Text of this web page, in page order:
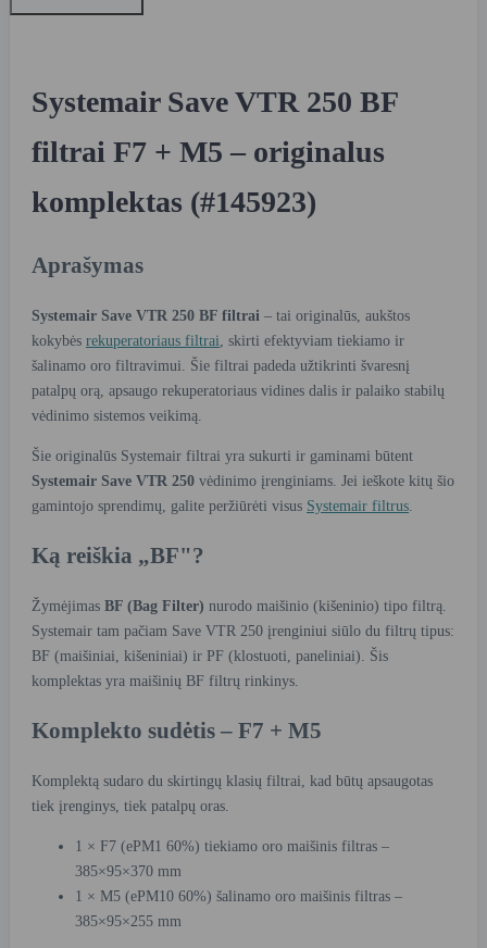
Systemair Save VTR 250 BF
filtrai F7 + M5 – originalus
komplektas (#145923)
Aprašymas
Systemair Save VTR 250 BF filtrai – tai originalūs, aukštos
kokybės rekuperatoriaus filtrai , skirti efektyviam tiekiamo ir
šalinamo oro filtravimui. Šie filtrai padeda užtikrinti švaresnį
patalpų orą, apsaugo rekuperatoriaus vidines dalis ir palaiko stabilų
vėdinimo sistemos veikimą.
Šie originalūs Systemair filtrai yra sukurti ir gaminami būtent
Systemair Save VTR 250 vėdinimo įrenginiams. Jei ieškote kitų šio
gamintojo sprendimų, galite peržiūrėti visus Systemair filtrus
Ką reiškia „BF"?
Žymėjimas BF (Bag Filter) nurodo maišinio (kišeninio) tipo filtrą.
Systemair tam pačiam Save VTR 250 įrenginiui siūlo du filtrų tipus:
BF (maišiniai, kišeniniai) ir PF (klostuoti, paneliniai). Šis
komplektas yra maišinių BF filtrų rinkinys.
Komplekto sudėtis – F7 + M5
Komplektą sudaro du skirtingų klasių filtrai, kad būtų apsaugotas
tiek įrenginys, tiek patalpų oras.
1 × F7 (ePM1 60%) tiekiamo oro maišinis filtras –
385×95×370 mm
1 × M5 (ePM10 60%) šalinamo oro maišinis filtras –
385×95×255 mm